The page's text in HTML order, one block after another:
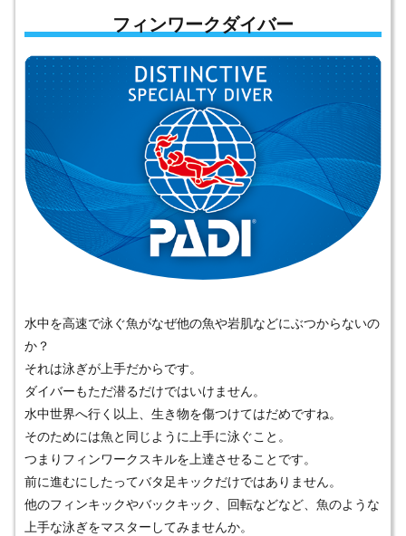
フィンワークダイバー
水中を高速で泳ぐ魚がなぜ他の魚や岩肌などにぶつからないの
か？
それは泳ぎが上手だからです。
ダイバーもただ潜るだけではいけません。
水中世界へ行く以上、生き物を傷つけてはだめですね。
そのためには魚と同じように上手に泳ぐこと。
つまりフィンワークスキルを上達させることです。
前に進むにしたってバタ足キックだけではありません。
他のフィンキックやバックキック、回転などなど、魚のような
上手な泳ぎをマスターしてみませんか。